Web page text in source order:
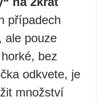
případech
ale pouze
bez
odkvete, je
množství